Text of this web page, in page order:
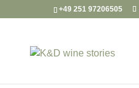
+49 251 97206505